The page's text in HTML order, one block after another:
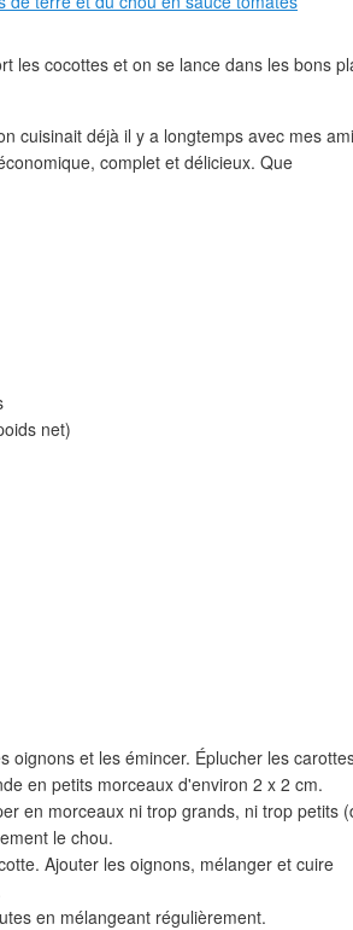
les cocottes et on se lance dans les bons
cuisinait déjà il y a longtemps avec mes
complet et délicieux. Que
net)
oignons et les émincer. Éplucher les
en petits morceaux d'environ 2 x 2 cm.
en morceaux ni trop grands, ni trop petits
le chou.
Ajouter les oignons, mélanger et cuire
en mélangeant régulièrement.